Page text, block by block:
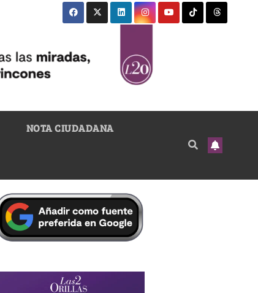
NOTA CIUDADANA